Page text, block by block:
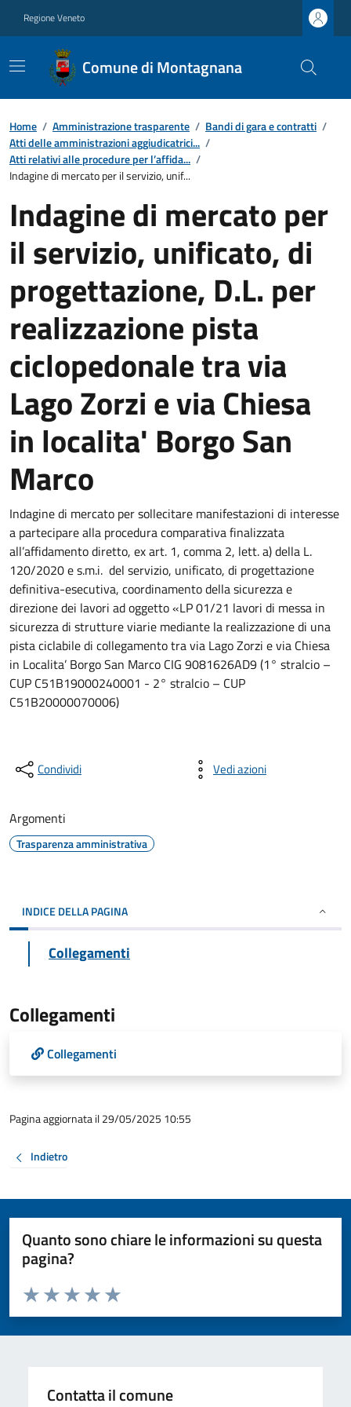
Regione Veneto
Comune di Montagnana
Home / Amministrazione trasparente / Bandi di gara e contratti /
Atti delle amministrazioni aggiudicatrici... /
Atti relativi alle procedure per l’affida... /
Indagine di mercato per il servizio, unif...
Indagine di mercato per
il servizio, unificato, di
progettazione, D.L. per
realizzazione pista
ciclopedonale tra via
Lago Zorzi e via Chiesa
in localita' Borgo San
Marco
Indagine di mercato per sollecitare manifestazioni di interesse
a partecipare alla procedura comparativa finalizzata
all’affidamento diretto, ex art. 1, comma 2, lett. a) della L.
120/2020 e s.m.i. del servizio, unificato, di progettazione
definitiva-esecutiva, coordinamento della sicurezza e
direzione dei lavori ad oggetto «LP 01/21 lavori di messa in
sicurezza di strutture viarie mediante la realizzazione di una
pista ciclabile di collegamento tra via Lago Zorzi e via Chiesa
in Localita’ Borgo San Marco CIG 9081626AD9 (1° stralcio –
CUP C51B19000240001 - 2° stralcio – CUP
C51B20000070006)
Condividi Vedi azioni
Argomenti
Trasparenza amministrativa
INDICE DELLA PAGINA
Collegamenti
Collegamenti
Collegamenti
Pagina aggiornata il 29/05/2025 10:55
Indietro
Quanto sono chiare le informazioni su questa
pagina?
Valuta da 1 a 5 stelle la pagina
Valuta 5 stelle su 5
Valuta 4 stelle su 5
Valuta 3 stelle su 5
Valuta 2 stelle su 5
Valuta 1 stelle su 5
Contatta il comune